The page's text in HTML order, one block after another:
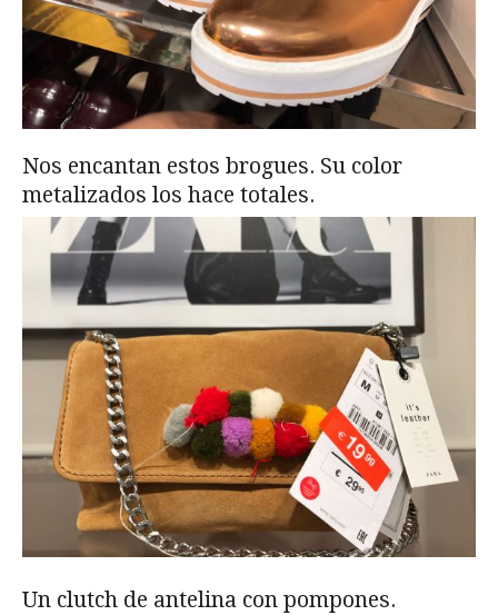
Nos encantan estos brogues. Su color
metalizados los hace totales.
Un clutch de antelina con pompones.